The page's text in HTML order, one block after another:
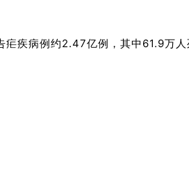
疾病例约2.47亿例，其中61.9万